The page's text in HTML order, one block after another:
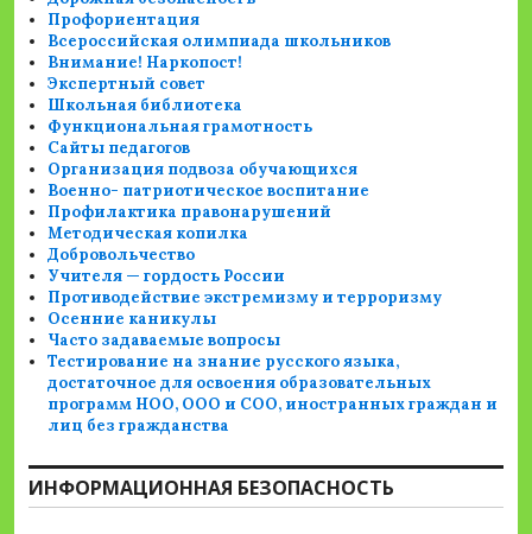
Профориентация
Всероссийская олимпиада школьников
Внимание! Наркопост!
Экспертный совет
Школьная библиотека
Функциональная грамотность
Сайты педагогов
Организация подвоза обучающихся
Военно- патриотическое воспитание
Профилактика правонарушений
Методическая копилка
Добровольчество
Учителя — гордость России
Противодействие экстремизму и терроризму
Осенние каникулы
Часто задаваемые вопросы
Тестирование на знание русского языка,
достаточное для освоения образовательных
программ НОО, ООО и СОО, иностранных граждан и
лиц без гражданства
ИНФОРМАЦИОННАЯ БЕЗОПАСНОСТЬ